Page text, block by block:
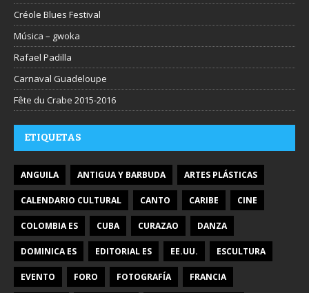
Créole Blues Festival
Música – gwoka
Rafael Padilla
Carnaval Guadeloupe
Fête du Crabe 2015-2016
ETIQUETAS
ANGUILA ANTIGUA Y BARBUDA ARTES PLÁSTICAS
CALENDARIO CULTURAL CANTO CARIBE CINE
COLOMBIA ES CUBA CURAZAO DANZA
DOMINICA ES EDITORIAL ES EE.UU. ESCULTURA
EVENTO FORO FOTOGRAFÍA FRANCIA